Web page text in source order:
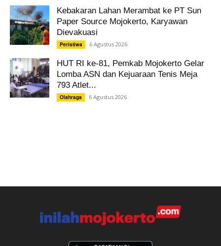
Kebakaran Lahan Merambat ke PT Sun
Paper Source Mojokerto, Karyawan
Dievakuasi
Peristiwa 6 Agustus 2026
HUT RI ke-81, Pemkab Mojokerto Gelar
Lomba ASN dan Kejuaraan Tenis Meja
793 Atlet...
Olahraga 6 Agustus 2026